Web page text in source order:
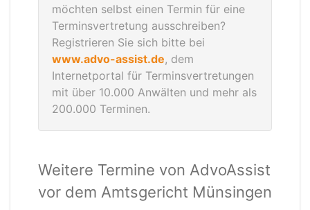
möchten selbst einen Termin für eine
Terminsvertretung ausschreiben?
Registrieren Sie sich bitte bei
www.advo-assist.de, dem
Internetportal für Terminsvertretungen
mit über 10.000 Anwälten und mehr als
200.000 Terminen.
Weitere Termine von AdvoAssist
vor dem Amtsgericht Münsingen